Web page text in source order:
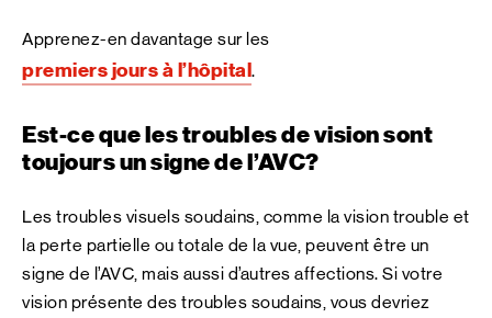
Apprenez-en davantage sur les
premiers jours à l’hôpital.
Est-ce que les troubles de vision sont
toujours un signe de l’AVC?
Les troubles visuels soudains, comme la vision trouble et
la perte partielle ou totale de la vue, peuvent être un
signe de l’AVC, mais aussi d’autres affections. Si votre
vision présente des troubles soudains, vous devriez